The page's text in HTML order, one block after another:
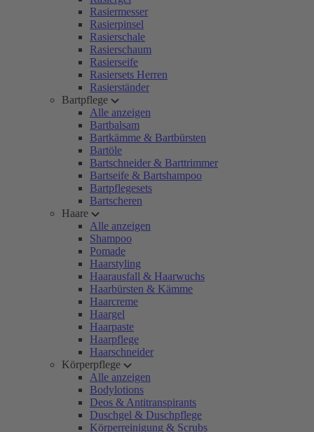
Rasiermesser
Rasierpinsel
Rasierschale
Rasierschaum
Rasierseife
Rasiersets Herren
Rasierständer
Bartpflege
Alle anzeigen
Bartbalsam
Bartkämme & Bartbürsten
Bartöle
Bartschneider & Barttrimmer
Bartseife & Bartshampoo
Bartpflegesets
Bartscheren
Haare
Alle anzeigen
Shampoo
Pomade
Haarstyling
Haarausfall & Haarwuchs
Haarbürsten & Kämme
Haarcreme
Haargel
Haarpaste
Haarpflege
Haarschneider
Körperpflege
Alle anzeigen
Bodylotions
Deos & Antitranspirants
Duschgel & Duschpflege
Körperreinigung & Scrubs